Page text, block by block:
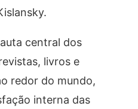
central dos
livros e
redor do mundo,
interna das